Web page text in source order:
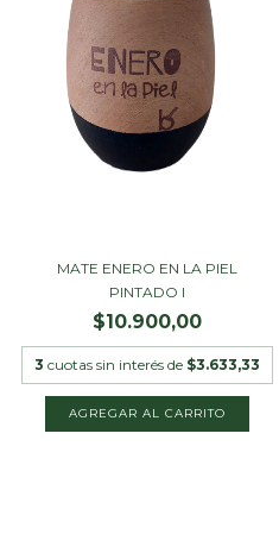
MATE ENERO EN LA PIEL
PINTADO I
$10.900,00
3 cuotas sin interés de $3.633,33